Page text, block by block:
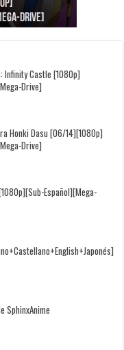
Drive]
[1080p]
Drive]
Drive]
Infinity Castle [1080p]
Drive]
Honki Dasu [06/14][1080p]
Drive]
Español][Mega-
SphinxAnime